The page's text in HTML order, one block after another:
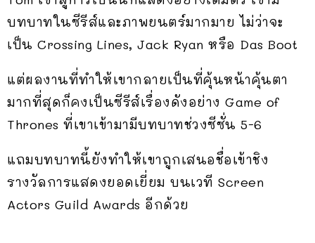
บทบาทในซีรีส์และภาพยนตร์มากมาย ไม่ว่าจะ
เป็น Crossing Lines, Jack Ryan หรือ Das Boot
แต่ผลงานที่ทำให้เขากลายเป็นที่คุ้นหน้าคุ้นตา
มากที่สุดก็คงเป็นซีรีส์เรื่องดังอย่าง Game of
Thrones ที่เขาเข้ามามีบทบาทช่วงซีซั่น 5-6
แถมบทบาทนี้ยังทำให้เขาถูกเสนอชื่อเข้าชิง
รางวัลการแสดงยอดเยี่ยม บนเวที Screen
Actors Guild Awards อีกด้วย